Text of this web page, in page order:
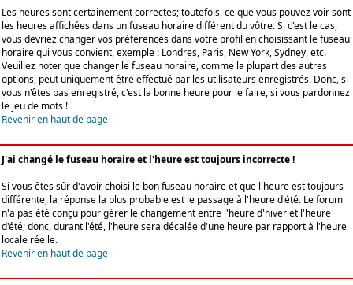
Les heures sont certainement correctes; toutefois, ce que vous pouvez voir sont
les heures affichées dans un fuseau horaire différent du vôtre. Si c'est le cas,
vous devriez changer vos préférences dans votre profil en choisissant le fuseau
horaire qui vous convient, exemple : Londres, Paris, New York, Sydney, etc.
Veuillez noter que changer le fuseau horaire, comme la plupart des autres
options, peut uniquement être effectué par les utilisateurs enregistrés. Donc, si
vous n'êtes pas enregistré, c'est la bonne heure pour le faire, si vous pardonnez
le jeu de mots !
Revenir en haut de page
J'ai changé le fuseau horaire et l'heure est toujours incorrecte !
Si vous êtes sûr d'avoir choisi le bon fuseau horaire et que l'heure est toujours
différente, la réponse la plus probable est le passage à l'heure d'été. Le forum
n'a pas été conçu pour gérer le changement entre l'heure d'hiver et l'heure
d'été; donc, durant l'été, l'heure sera décalée d'une heure par rapport à l'heure
locale réelle.
Revenir en haut de page